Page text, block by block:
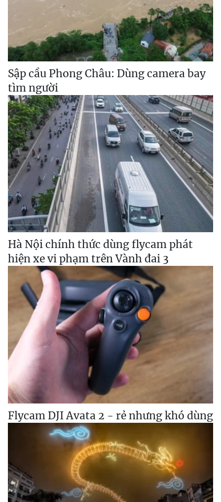
Sập cầu Phong Châu: Dùng camera bay
tìm người
Hà Nội chính thức dùng flycam phát
hiện xe vi phạm trên Vành đai 3
Flycam DJI Avata 2 - rẻ nhưng khó dùng